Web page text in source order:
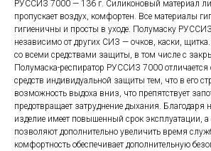
РУССИЗ 7000 — 136 г. Силиконовый материал
пропускает воздух, комфортен. Все материалы
гигиеничны и просты в уходе. Полумаску
независимо от других СИЗ — очков, каски,
со всеми средствами защиты, в том числе с
Полумаска-респиратор РУССИЗ 7000 отличается
средств индивидуальной защиты тем, что в его
возможность выдоха вниз, что препятствует
предотвращает затруднение дыхания. Благодаря
изделие имеет повышенный срок эксплуатации,
позволяют дополнительно увеличить время
комфортность обеспечивает дополнительную